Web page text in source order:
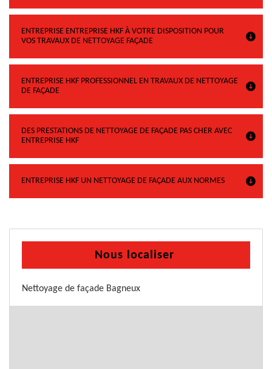
ENTREPRISE ENTREPRISE HKF À VOTRE DISPOSITION POUR
VOS TRAVAUX DE NETTOYAGE FAÇADE
ENTREPRISE HKF PROFESSIONNEL EN TRAVAUX DE NETTOYAGE
DE FAÇADE
DES PRESTATIONS DE NETTOYAGE DE FAÇADE PAS CHER AVEC
ENTREPRISE HKF
ENTREPRISE HKF UN NETTOYAGE DE FAÇADE AUX NORMES
Nous localiser
Nettoyage de façade Bagneux